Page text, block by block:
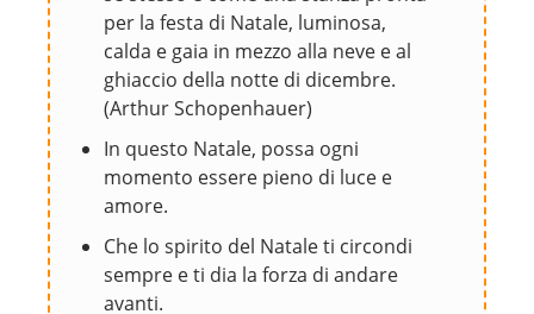
per la festa di Natale, luminosa,
calda e gaia in mezzo alla neve e al
ghiaccio della notte di dicembre.
(Arthur Schopenhauer)
In questo Natale, possa ogni
momento essere pieno di luce e
amore.
Che lo spirito del Natale ti circondi
sempre e ti dia la forza di andare
avanti.